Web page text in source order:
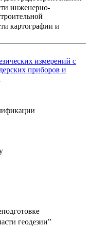
инженерно-
картографии и
измерений с
приборов и
геодезии”